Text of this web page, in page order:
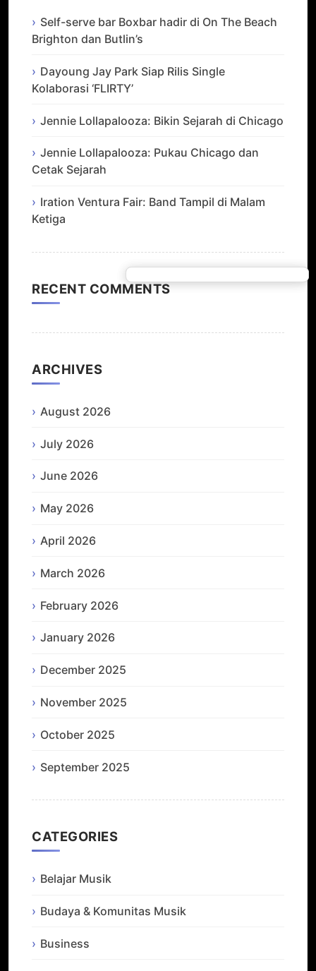
Self-serve bar Boxbar hadir di On The Beach
Brighton dan Butlin’s
Dayoung Jay Park Siap Rilis Single
Kolaborasi ‘FLIRTY’
Jennie Lollapalooza: Bikin Sejarah di Chicago
Jennie Lollapalooza: Pukau Chicago dan
Cetak Sejarah
Iration Ventura Fair: Band Tampil di Malam
Ketiga
RECENT COMMENTS
ARCHIVES
August 2026
July 2026
June 2026
May 2026
April 2026
March 2026
February 2026
January 2026
December 2025
November 2025
October 2025
September 2025
CATEGORIES
Belajar Musik
Budaya & Komunitas Musik
Business